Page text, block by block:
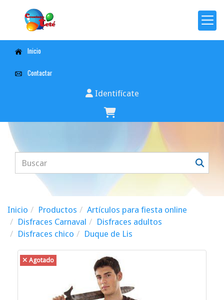
Inicio
Contactar
Identifícate
Inicio Productos
Artículos para fiesta online
Disfraces Carnaval
Disfraces adultos
Disfraces chico
Duque de Lis
Agotado